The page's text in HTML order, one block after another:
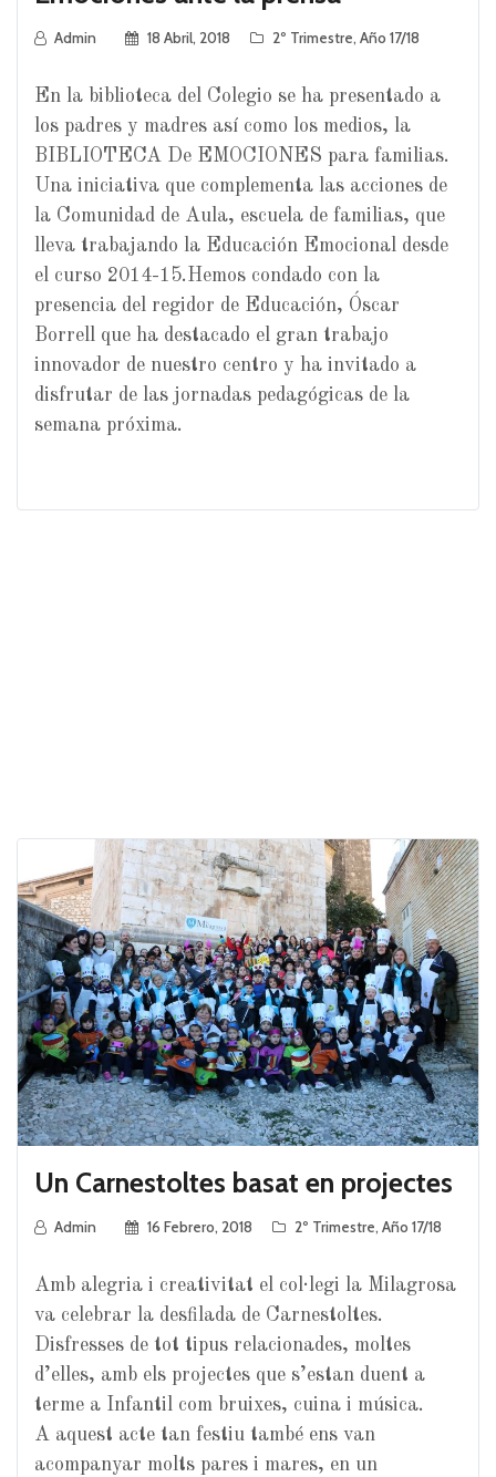
Admin 18 Abril, 2018 2º Trimestre, Año 17/18
En la biblioteca del Colegio se ha presentado a
los padres y madres así como los medios, la
BIBLIOTECA De EMOCIONES para familias.
Una iniciativa que complementa las acciones de
la Comunidad de Aula, escuela de familias, que
lleva trabajando la Educación Emocional desde
el curso 2014-15.Hemos condado con la
presencia del regidor de Educación, Óscar
Borrell que ha destacado el gran trabajo
innovador de nuestro centro y ha invitado a
disfrutar de las jornadas pedagógicas de la
semana próxima.
Un Carnestoltes basat en projectes
Admin 16 Febrero, 2018 2º Trimestre, Año 17/18
Amb alegria i creativitat el col·legi la Milagrosa
va celebrar la desfilada de Carnestoltes.
Disfresses de tot tipus relacionades, moltes
d’elles, amb els projectes que s’estan duent a
terme a Infantil com bruixes, cuina i música.
A aquest acte tan festiu també ens van
acompanyar molts pares i mares, en un